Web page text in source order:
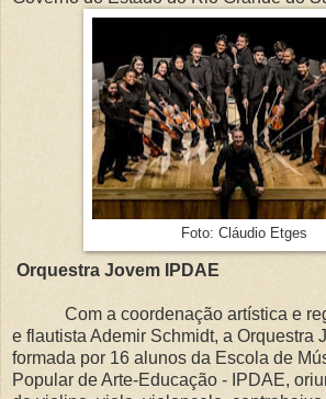
Foto: Cláudio Etges
Orquestra Jovem IPDAE
Com a coordenação artística e
e flautista Ademir Schmidt, a Orquestra
formada por 16 alunos da Escola de
Popular de Arte-Educação - IPDAE,